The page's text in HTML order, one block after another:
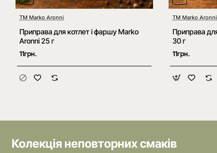
ТМ Marko Aronni
Приправа для котлет і фаршу Marko
Aronni 25 г
11грн.
ТМ Marko Aronni
Приправа
30 г
11грн.
Колекція неповторних смаків